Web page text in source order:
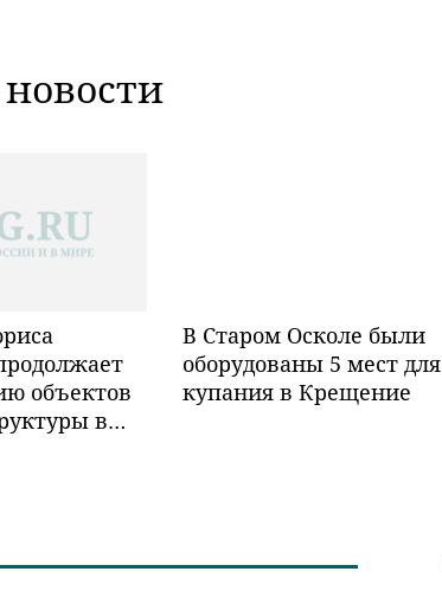
объектов
в
В Старом Осколе были
оборудованы 5 мест для
купания в Крещение